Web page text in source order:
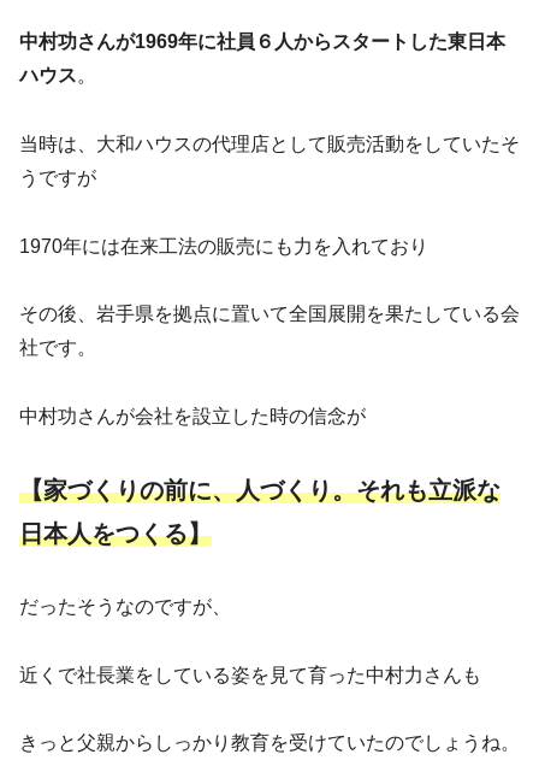
中村功さんが1969年に社員６人からスタートした東日本
ハウス。
当時は、大和ハウスの代理店として販売活動をしていたそ
うですが
1970年には在来工法の販売にも力を入れており
その後、岩手県を拠点に置いて全国展開を果たしている会
社です。
中村功さんが会社を設立した時の信念が
【家づくりの前に、人づくり。それも立派な
日本人をつくる】
だったそうなのですが、
近くで社長業をしている姿を見て育った中村力さんも
きっと父親からしっかり教育を受けていたのでしょうね。